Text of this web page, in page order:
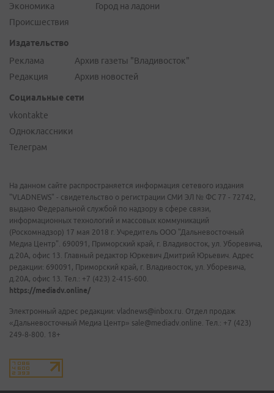
Экономика
Происшествия
Город на ладони
Издательство
Реклама
Редакция
Архив газеты "Владивосток"
Архив новостей
Социальные сети
vkontakte
Одноклассники
Телеграм
На данном сайте распространяется информация сетевого издания
"VLADNEWS" - свидетельство о регистрации СМИ ЭЛ № ФС 77 - 72742,
выдано Федеральной службой по надзору в сфере связи,
информационных технологий и массовых коммуникаций
(Роскомнадзор) 17 мая 2018 г. Учредитель ООО "Дальневосточный
Медиа Центр". 690091, Приморский край, г. Владивосток, ул. Уборевича,
д.20А, офис 13. Главный редактор Юркевич Дмитрий Юрьевич. Адрес
редакции: 690091, Приморский край, г. Владивосток, ул. Уборевича,
д.20А, офис 13. Тел.: +7 (423) 2-415-600.
https://mediadv.online/
Электронный адрес редакции: vladnews@inbox.ru. Отдел продаж
«Дальневосточный Медиа Центр» sale@mediadv.online. Тел.: +7 (423)
249-8-800. 18+